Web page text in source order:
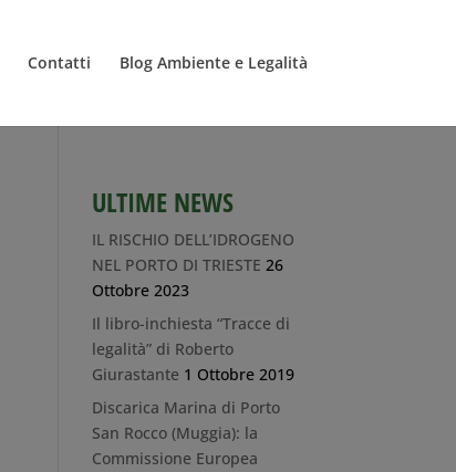
Contatti Blog Ambiente e Legalità
ULTIME NEWS
IL RISCHIO DELL’IDROGENO
NEL PORTO DI TRIESTE 26
Ottobre 2023
Il libro-inchiesta “Tracce di
legalità” di Roberto
Giurastante 1 Ottobre 2019
Discarica Marina di Porto
San Rocco (Muggia): la
Commissione Europea